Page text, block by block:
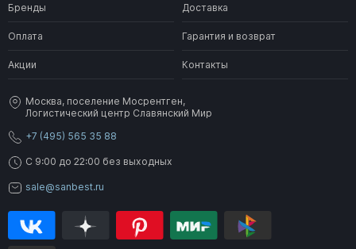
Бренды Доставка
Оплата Гарантия и возврат
Акции Контакты
Москва, поселение Мосрентген,
Логистический центр Славянский Мир
+7 (495) 565 35 88
C 9:00 до 22:00 без выходных
sale@sanbest.ru